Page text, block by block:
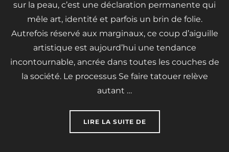
sur la peau, c’est une déclaration permanente qui
mêle art, identité et parfois un brin de folie.
Autrefois réservé aux marginaux, ce coup d’aiguille
artistique est aujourd’hui une tendance
incontournable, ancrée dans toutes les couches de
la société. Le processus Se faire tatouer relève
autant …
LIRE LA SUITE DE« QU’EST-CE QU’UN